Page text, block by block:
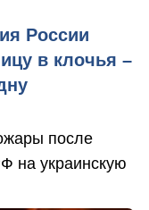
России
в клочья –
после
на украинскую